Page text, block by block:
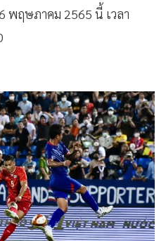
พฤษภาคม 2565 นี้ เวลา